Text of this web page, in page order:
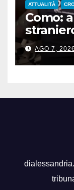
ATTUALITÀ
Como:
AGO 7, 2026